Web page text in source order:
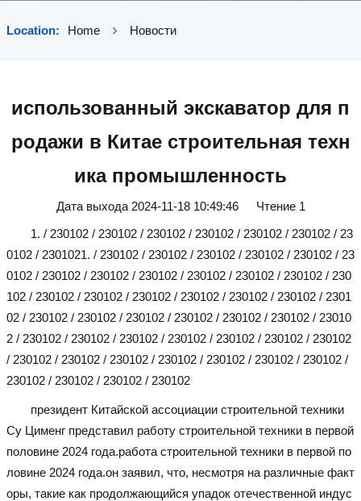
Location: Home Новости
использованный экскаватор для п
родажи в Китае строительная техн
ика промышленность
Дата выхода 2024-11-18 10:49:46 Чтение 1
1. / 230102 / 230102 / 230102 / 230102 / 230102 / 230102 / 23
0102 / 2301021. / 230102 / 230102 / 230102 / 230102 / 230102 / 23
0102 / 230102 / 230102 / 230102 / 230102 / 230102 / 230102 / 230
102 / 230102 / 230102 / 230102 / 230102 / 230102 / 230102 / 2301
02 / 230102 / 230102 / 230102 / 230102 / 230102 / 230102 / 23010
2 / 230102 / 230102 / 230102 / 230102 / 230102 / 230102 / 230102
/ 230102 / 230102 / 230102 / 230102 / 230102 / 230102 / 230102 /
230102 / 230102 / 230102 / 230102
президент Китайской ассоциации строительной техники
Су Цименг представил работу строительной техники в первой
половине 2024 года.работа строительной техники в первой по
ловине 2024 года.он заявил, что, несмотря на различные факт
оры, такие как продолжающийся упадок отечественной индус